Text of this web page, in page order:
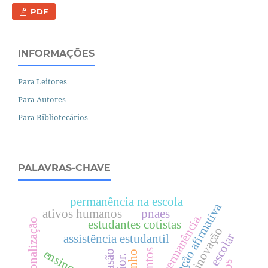
PDF
INFORMAÇÕES
Para Leitores
Para Autores
Para Bibliotecários
PALAVRAS-CHAVE
assistência estudantil
estudantes cotistas
ativos humanos
permanência na escola
pnaes